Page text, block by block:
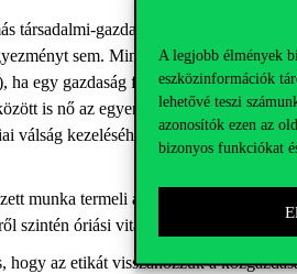
A legjobb élmények
eszközinformációk
lehetővé teszi
azonosítók ezen az
bizonyos funkciókat
társadalmi-gazdasági modell kellene.
sem. Mint mondta, sajnos ma
egy gazdaság felpörög. Veress
is nő az egyenlőtlenség. „Jelenleg
válság kezeléséhez szükséges
munka termeli a legnagyobb értéket?
szintén óriási viták folynak szerte a
hogy az etikát visszahozzuk a